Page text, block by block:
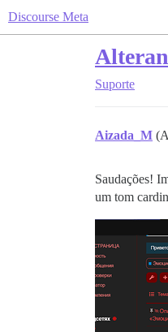
Discourse Meta
Suporte
Aizada_M
Saudações!
um tom